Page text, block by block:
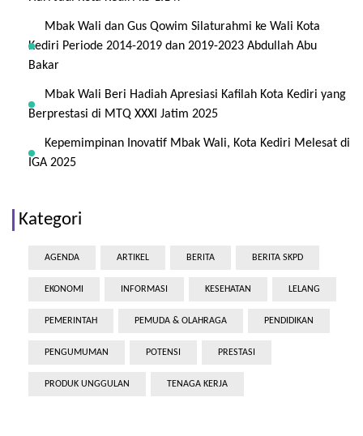
Mbak Wali dan Gus Qowim Silaturahmi ke Wali Kota
Kediri Periode 2014-2019 dan 2019-2023 Abdullah Abu
Bakar
Mbak Wali Beri Hadiah Apresiasi Kafilah Kota Kediri yang
Berprestasi di MTQ XXXI Jatim 2025
Kepemimpinan Inovatif Mbak Wali, Kota Kediri Melesat di
IGA 2025
Kategori
AGENDA ARTIKEL BERITA BERITA SKPD
EKONOMI INFORMASI KESEHATAN LELANG
PEMERINTAH PEMUDA & OLAHRAGA PENDIDIKAN
PENGUMUMAN POTENSI PRESTASI
PRODUK UNGGULAN TENAGA KERJA